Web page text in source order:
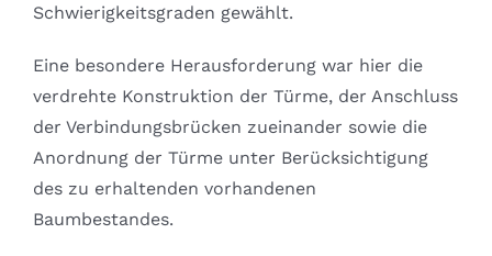
Schwierigkeitsgraden gewählt.
Eine besondere Herausforderung war hier die
verdrehte Konstruktion der Türme, der Anschluss
der Verbindungsbrücken zueinander sowie die
Anordnung der Türme unter Berücksichtigung
des zu erhaltenden vorhandenen
Baumbestandes.